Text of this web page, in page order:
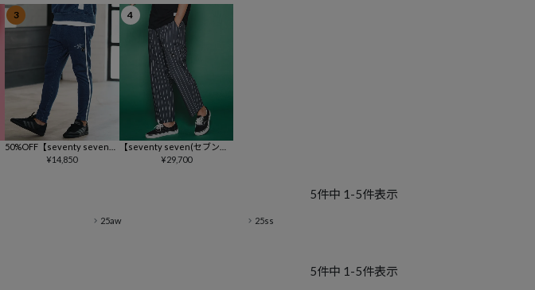
3
50%OFF【seventy seven
(セブンティセブン)】denim
¥14,850
4
【seventy seven(セブンテ
ィセブン)】wide tapered st
¥29,700
5件中 1 -5件表示
25aw 25ss
5件中 1 -5件表示